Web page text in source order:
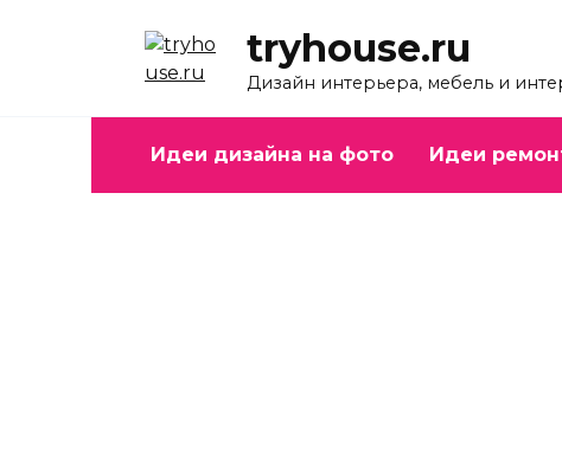
tryhouse.ru
Дизайн интерьера, мебель и
Идеи дизайна на фото Идеи